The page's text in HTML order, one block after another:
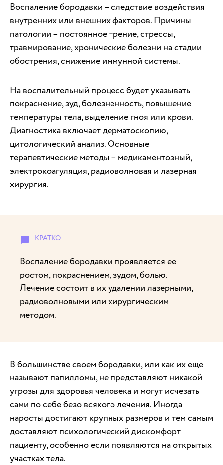
Воспаление бородавки – следствие воздействия
внутренних или внешних факторов. Причины
патологии – постоянное трение, стрессы,
травмирование, хронические болезни на стадии
обострения, снижение иммунной системы.
На воспалительный процесс будет указывать
покраснение, зуд, болезненность, повышение
температуры тела, выделение гноя или крови.
Диагностика включает дерматоскопию,
цитологический анализ. Основные
терапевтические методы – медикаментозный,
электрокоагуляция, радиоволновая и лазерная
хирургия.
Воспаление бородавки проявляется ее
ростом, покраснением, зудом, болью.
Лечение состоит в их удалении лазерными,
радиоволновыми или хирургическим
методом.
В большинстве своем бородавки, или как их еще
называют папилломы, не представляют никакой
угрозы для здоровья человека и могут исчезать
сами по себе безо всякого лечения. Иногда
наросты достигают крупных размеров и тем самым
доставляют психологический дискомфорт
пациенту, особенно если появляются на открытых
участках тела.